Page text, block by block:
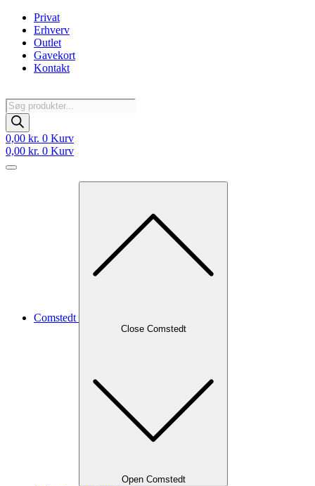
Videre
indhold
Privat
Erhverv
Outlet
Gavekort
Kontakt
Products
search
0,00 kr. 0 Kurv
0,00 kr. 0 Kurv
Comstedt
Close Comstedt
Open Comstedt